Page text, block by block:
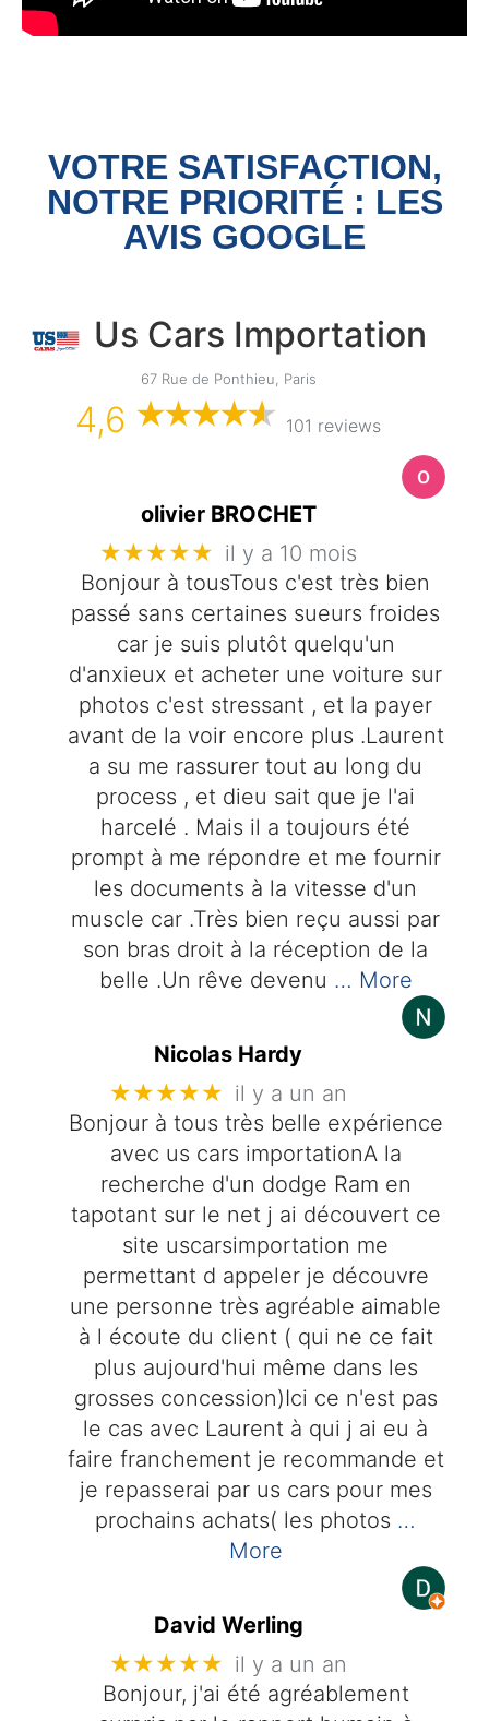
VOTRE SATISFACTION,
NOTRE PRIORITÉ : LES
AVIS GOOGLE
Us Cars Importation
67 Rue de Ponthieu, Paris
4,6 101 reviews
olivier BROCHET
★★★★★ il y a 10 mois
Bonjour à tousTous c'est très bien
passé sans certaines sueurs froides
car je suis plutôt quelqu'un
d'anxieux et acheter une voiture sur
photos c'est stressant , et la payer
avant de la voir encore plus .Laurent
a su me rassurer tout au long du
process , et dieu sait que je l'ai
harcelé . Mais il a toujours été
prompt à me répondre et me fournir
les documents à la vitesse d'un
muscle car .Très bien reçu aussi par
son bras droit à la réception de la
belle .Un rêve devenu … More
Nicolas Hardy
★★★★★ il y a un an
Bonjour à tous très belle expérience
avec us cars importationA la
recherche d'un dodge Ram en
tapotant sur le net j ai découvert ce
site uscarsimportation me
permettant d appeler je découvre
une personne très agréable aimable
à l écoute du client ( qui ne ce fait
plus aujourd'hui même dans les
grosses concession)Ici ce n'est pas
le cas avec Laurent à qui j ai eu à
faire franchement je recommande et
je repasserai par us cars pour mes
prochains achats( les photos …
More
David Werling
★★★★★ il y a un an
Bonjour, j'ai été agréablement